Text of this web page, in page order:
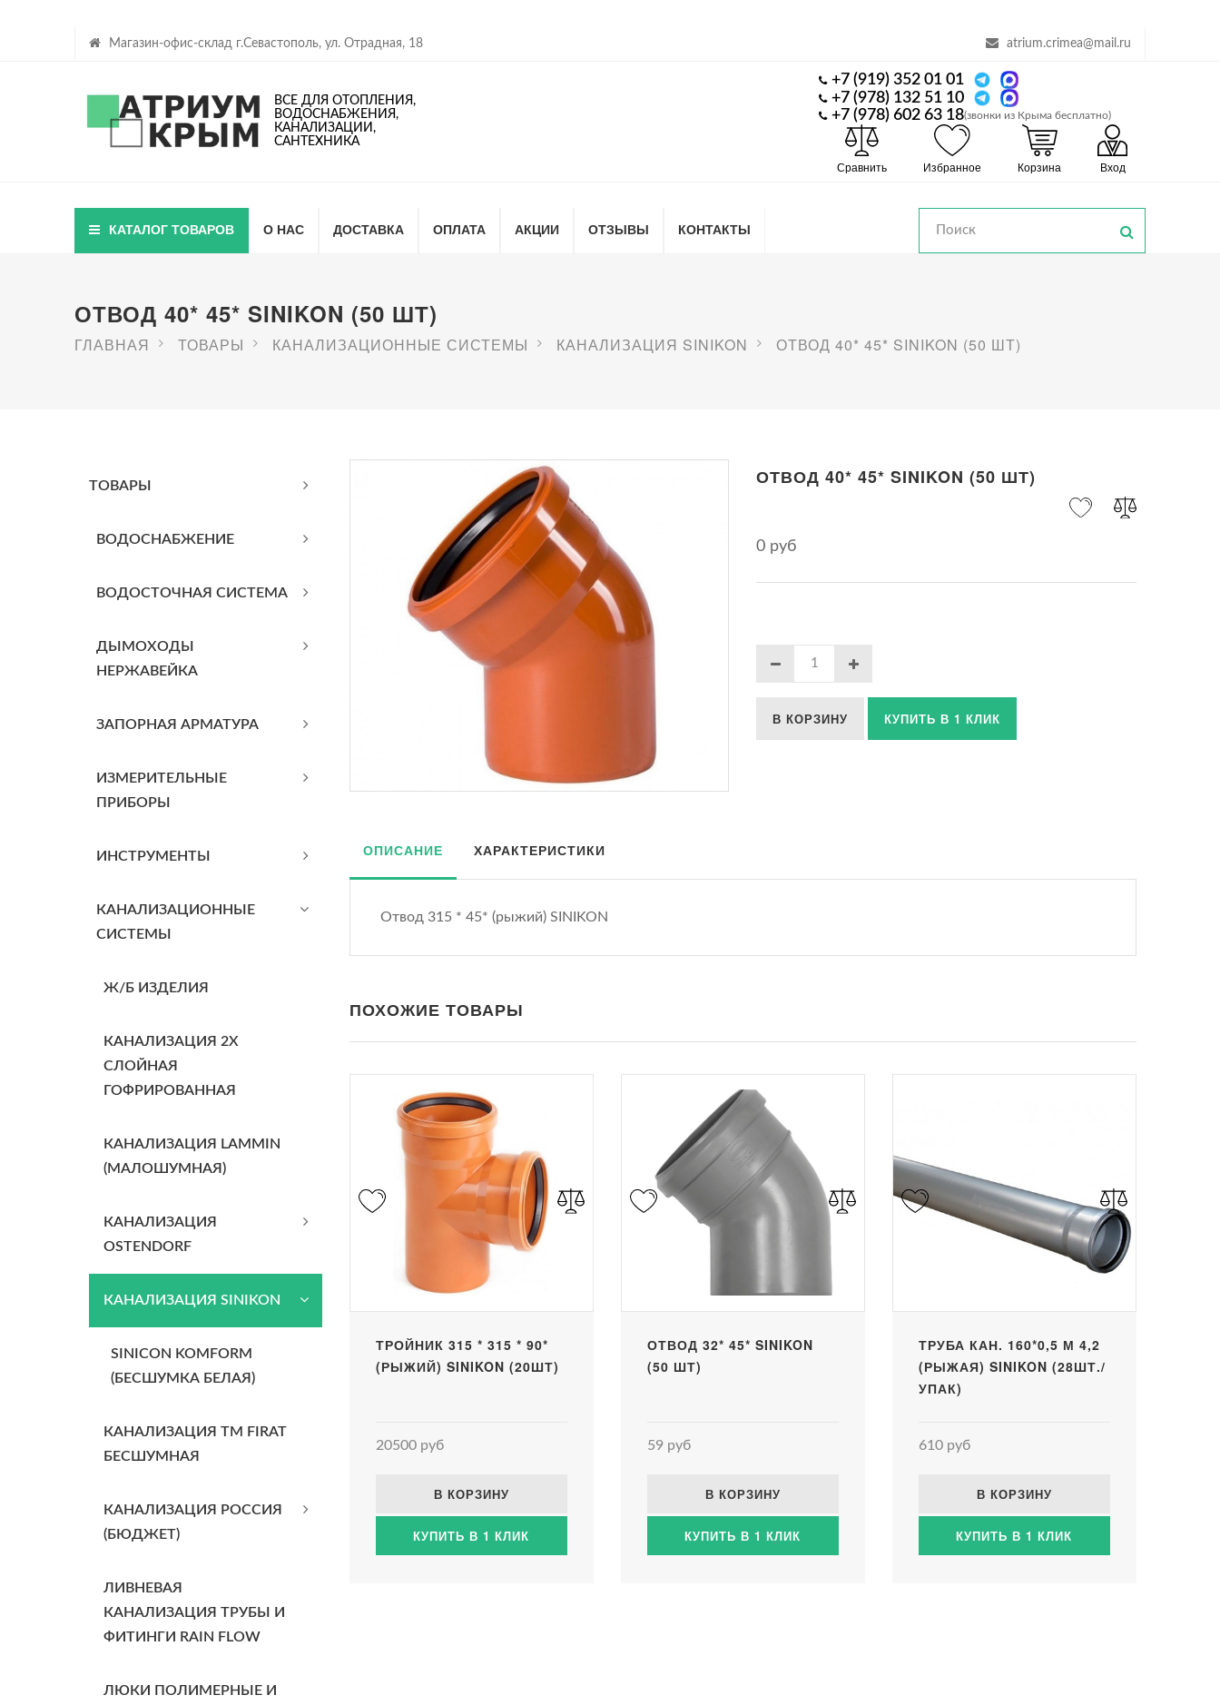
Магазин-офис-склад г.Севастополь, ул. Отрадная, 18 atrium.crimea@mail.ru
ВСЕ ДЛЯ ОТОПЛЕНИЯ,
ВОДОСНАБЖЕНИЯ,
КАНАЛИЗАЦИИ,
САНТЕХНИКА
+7 (919) 352 01 01
+7 (978) 132 51 10
+7 (978) 602 63 18(звонки из Крыма бесплатно)
Сравнить Избранное Корзина Вход
КАТАЛОГ ТОВАРОВ О НАС ДОСТАВКА ОПЛАТА АКЦИИ ОТЗЫВЫ КОНТАКТЫ
ОТВОД 40* 45* SINIKON (50 ШТ)
ГЛАВНАЯ ТОВАРЫ КАНАЛИЗАЦИОННЫЕ СИСТЕМЫ КАНАЛИЗАЦИЯ SINIKON ОТВОД 40* 45* SINIKON (50 ШТ)
ТОВАРЫ
BОДОСНАБЖЕНИЕ
ВОДОСТОЧНАЯ СИСТЕМА
ДЫМОХОДЫ
НЕРЖАВЕЙКА
ЗАПОРНАЯ АРМАТУРА
ИЗМЕРИТЕЛЬНЫЕ
ПРИБОРЫ
ИНСТРУМЕНТЫ
КАНАЛИЗАЦИОННЫЕ
СИСТЕМЫ
Ж/Б ИЗДЕЛИЯ
КАНАЛИЗАЦИЯ 2Х
СЛОЙНАЯ
ГОФРИРОВАННАЯ
КАНАЛИЗАЦИЯ LAMMIN
(МАЛОШУМНАЯ)
КАНАЛИЗАЦИЯ
OSTENDORF
КАНАЛИЗАЦИЯ SINIKON
SINICON KOMFORM
(БЕСШУМКА БЕЛАЯ)
КАНАЛИЗАЦИЯ TM FIRAT
БЕСШУМНАЯ
КАНАЛИЗАЦИЯ РОССИЯ
(БЮДЖЕТ)
ЛИВНЕВАЯ
КАНАЛИЗАЦИЯ ТРУБЫ И
ФИТИНГИ RAIN FLOW
ЛЮКИ ПОЛИМЕРНЫЕ И
ОТВОД 40* 45* SINIKON (50 ШТ)
0 руб
В КОРЗИНУ КУПИТЬ В 1 КЛИК
ОПИСАНИЕ ХАРАКТЕРИСТИКИ
Отвод 315 * 45* (рыжий) SINIKON
ПОХОЖИЕ ТОВАРЫ
ТРОЙНИК 315 * 315 * 90*
(РЫЖИЙ) SINIKON (20ШТ)
20500 руб
В КОРЗИНУ
КУПИТЬ В 1 КЛИК
ОТВОД 32* 45* SINIKON
(50 ШТ)
59 руб
В КОРЗИНУ
КУПИТЬ В 1 КЛИК
ТРУБА КАН. 160*0,5 М 4,2
(РЫЖАЯ) SINIKON (28ШТ./
УПАК)
610 руб
В КОРЗИНУ
КУПИТЬ В 1 КЛИК